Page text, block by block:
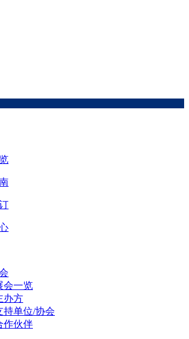
会一览
办方
持单位/协会
作伙伴